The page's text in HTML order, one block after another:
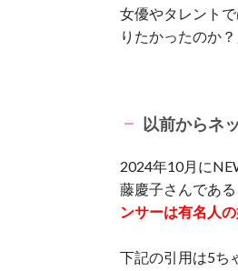
女優やタレント
りたかったのか
以前からネ
2024年10月に
藤慶子さんであ
ンサーは有名人
下記の引用は5ち